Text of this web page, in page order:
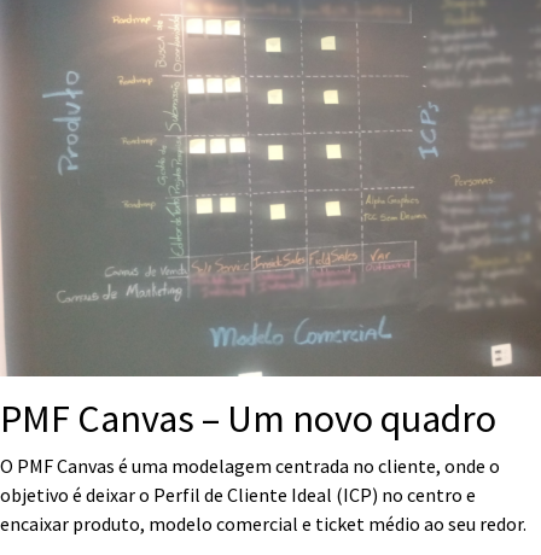
PMF Canvas – Um novo quadro
O PMF Canvas é uma modelagem centrada no cliente, onde o
objetivo é deixar o Perfil de Cliente Ideal (ICP) no centro e
encaixar produto, modelo comercial e ticket médio ao seu redor.